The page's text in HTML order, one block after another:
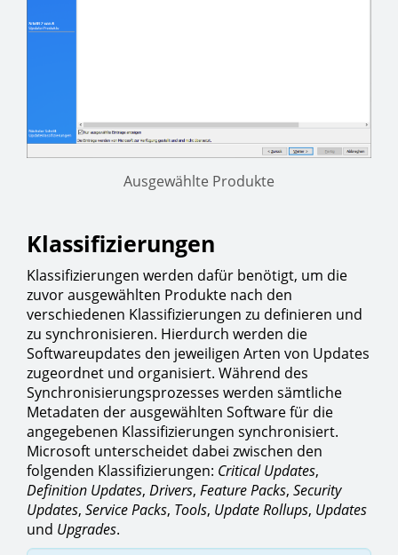
Ausgewählte Produkte
Klassifizierungen
Klassifizierungen werden dafür benötigt, um die
zuvor ausgewählten Produkte nach den
verschiedenen Klassifizierungen zu definieren und
zu synchronisieren. Hierdurch werden die
Softwareupdates den jeweiligen Arten von Updates
zugeordnet und organisiert. Während des
Synchronisierungsprozesses werden sämtliche
Metadaten der ausgewählten Software für die
angegebenen Klassifizierungen synchronisiert.
Microsoft unterscheidet dabei zwischen den
folgenden Klassifizierungen: Critical Updates,
Definition Updates, Drivers, FeaturePacks, Security
Updates, ServicePacks, Tools, UpdateRollups, Updates
und Upgrades.